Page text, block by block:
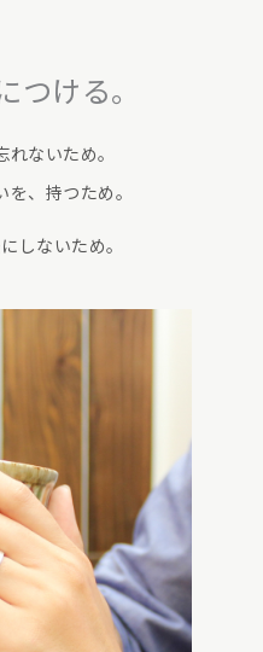
つける。
ないため。
、持つため。
しないため。